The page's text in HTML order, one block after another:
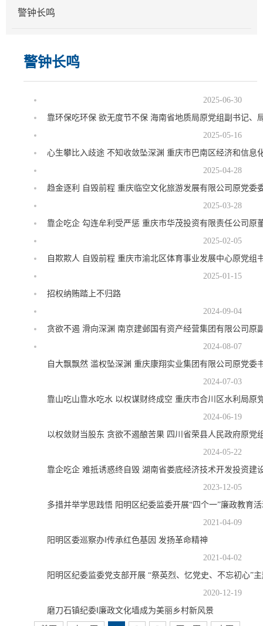
警钟长鸣
警钟长鸣
2025-06-30
靠环保吃环保 欲无度节不保 海南省地质局原党组副书记、
2025-05-16
心生攀比入歧途 不知收敛坠深渊 重庆市巴南区经济和信息
2025-04-28
趋金逐利 自毁前程 重庆临空文化旅游发展有限公司原党委
2025-03-28
靠企吃企 勾连牟利受严惩 重庆市华茂投资有限责任公司原
2025-02-05
自欺欺人 自毁前程 重庆市渝北区体育事业发展中心原党组
2025-01-15
招权纳贿踏上不归路
2024-09-04
贪欲不遏 滑向深渊 南京建邺国有资产经营集团有限公司原
2024-08-07
自大飘飘然 滥权坠深渊 重庆康翔实业集团有限公司原党委
2024-07-03
靠山吃山靠水吃水 以权谋财终成空 重庆市合川区水利局原
2024-06-19
以权敛财当股东 贪欲不遏酿苦果 四川省荣县人民政府原党
2024-05-22
2023-12-05
多措并举学思践悟 阳明区纪委监委开展“四个一”廉政教育
2021-04-09
阳明区委巡察办‖传承红色基因 发扬革命精神
2021-04-02
阳明区纪委监委党支部开展 “祭英烈、忆党史、不忘初心”
2020-12-19
磨刀石镇纪委‖廉政文化墙成为美丽乡村新风景